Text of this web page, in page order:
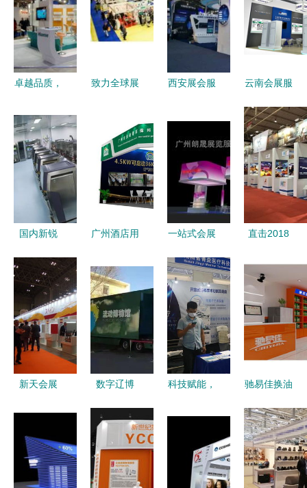
公用品行业
扬帆全球
绿色办公用
品引领能源
双翼
播与0451-
86305599
解析
卓越品质，
美习展览上
海公司，您
的特装赴德
展会专家与
办公用品伙
伴
致力全球展
2017年办
公用品批发
新格局
西安展会服
用品图片大
全 高效办
公与专业形
象的完美呈
现
云南会展服
设计、搭建
与布置的一
站式解决方
案
国内新锐
巡礼（二）
迈百瑞，从
办公用品看
企业精细化
运营与创新
文化
广州酒店用
彩回顾 大
型商用洗碗
机厂家“洗
碗哥”的亮
眼瞬间
一站式会展
展台展具采
购、批发与
优质厂家直
供指南
直击2018
COTTM展
会 目的地
聚焦中国市
场，办公用
品新趋势
新天会展
越舞台的专
业展会服务
数字辽博
启航，见证
文博会展服
务新成长
科技赋能，
团惊艳亮相
第85届中国
驰易佳换油
式汽车养护
产品展示与
品牌服务